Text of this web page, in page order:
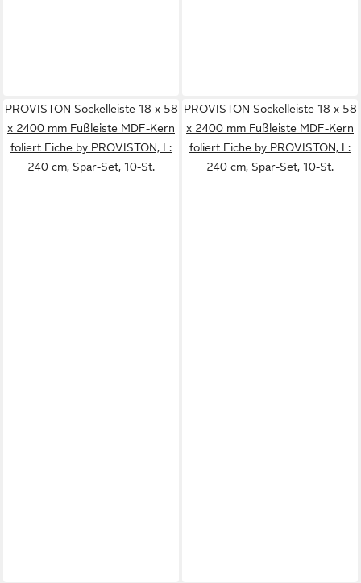
PROVISTON Sockelleiste 18 x 58
x 2400 mm Fußleiste MDF-Kern
foliert Eiche by PROVISTON, L:
240 cm, Spar-Set, 10-St.
PROVISTON Sockelleiste 18 x 58
x 2400 mm Fußleiste MDF-Kern
foliert Eiche by PROVISTON, L:
240 cm, Spar-Set, 10-St.